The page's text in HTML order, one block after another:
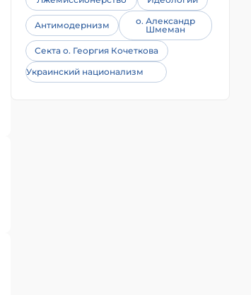
Антимодернизм
о. Александр
Шмеман
Секта о. Георгия Кочеткова
Украинский национализм